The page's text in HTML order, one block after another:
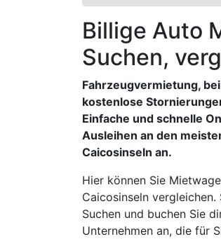
Billige Auto
Suchen,
Fahrzeugvermietung,
kostenlose
Einfache und schnelle
Ausleihen an den
Caicosinseln an.
Hier können Sie
Caicosinseln
Suchen und buchen Sie
Unternehmen an, die für